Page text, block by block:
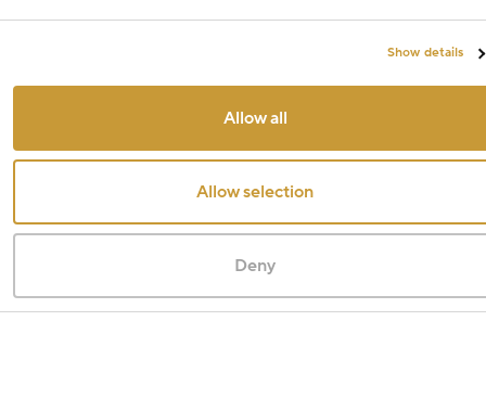
Show details
Allow all
Allow selection
Deny